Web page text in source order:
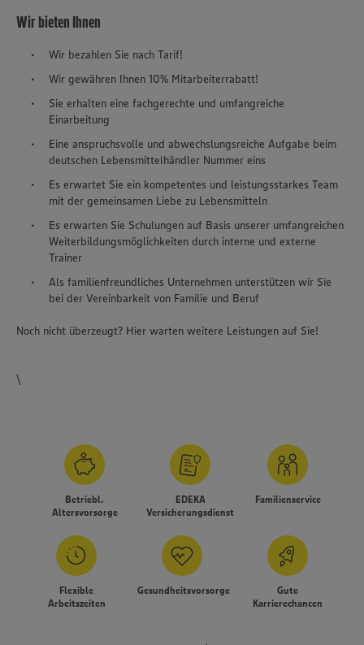
Wir bieten Ihnen
Wir bezahlen Sie nach Tarif!
Wir gewähren Ihnen 10% Mitarbeiterrabatt!
Sie erhalten eine fachgerechte und umfangreiche
Einarbeitung
Eine anspruchsvolle und abwechslungsreiche Aufgabe beim
deutschen Lebensmittelhändler Nummer eins
Es erwartet Sie ein kompetentes und leistungsstarkes Team
mit der gemeinsamen Liebe zu Lebensmitteln
Es erwarten Sie Schulungen auf Basis unserer umfangreichen
Weiterbildungsmöglichkeiten durch interne und externe
Trainer
Als familienfreundliches Unternehmen unterstützen wir Sie
bei der Vereinbarkeit von Familie und Beruf
Noch nicht überzeugt? Hier warten weitere Leistungen auf Sie!
\
Betriebl.
Altersvorsorge
EDEKA
Versicherungsdienst
Familienservice
Flexible
Arbeitszeiten
Gesundheitsvorsorge
Gute
Karrierechancen